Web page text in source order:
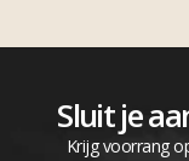
Sluit je
Krijg voorrang